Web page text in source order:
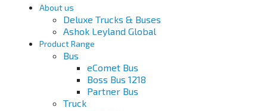
About us
Deluxe Trucks & Buses
Ashok Leyland Global
Product Range
Bus
eComet Bus
Boss Bus 1218
Partner Bus
Truck